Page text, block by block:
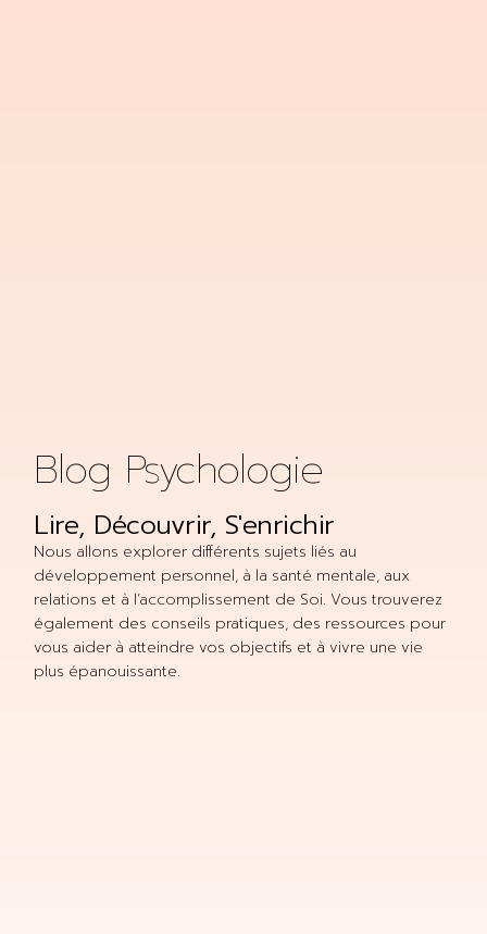
Blog Psychologie
Lire, Découvrir, S'enrichir
Nous allons explorer différents sujets liés au
développement personnel, à la santé mentale, aux
relations et à l’accomplissement de Soi. Vous trouverez
également des conseils pratiques, des ressources pour
vous aider à atteindre vos objectifs et à vivre une vie
plus épanouissante.